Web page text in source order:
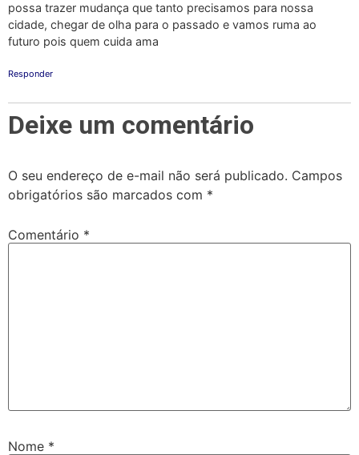
possa trazer mudança que tanto precisamos para nossa
cidade, chegar de olha para o passado e vamos ruma ao
futuro pois quem cuida ama
Responder
Deixe um comentário
O seu endereço de e-mail não será publicado. Campos
obrigatórios são marcados com *
Comentário *
Nome *